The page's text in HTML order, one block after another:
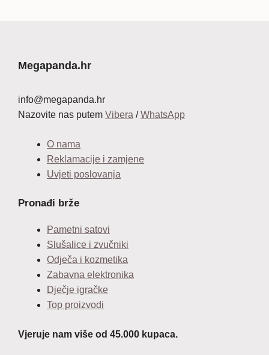
Megapanda.hr
info@megapanda.hr
Nazovite nas putem Vibera /WhatsApp
O nama
Reklamacije i zamjene
Uvjeti poslovanja
Pronađi brže
Pametni satovi
Slušalice i zvučniki
Odječa i kozmetika
Zabavna elektronika
Dječje igračke
Top proizvodi
Vjeruje nam više od 45.000 kupaca.